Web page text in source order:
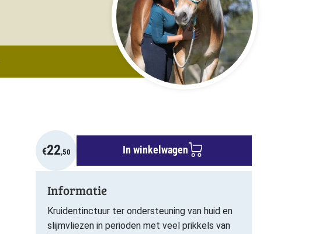
€22,50 In winkelwagen
Informatie
Kruidentinctuur ter ondersteuning van huid en
slijmvliezen in perioden met veel prikkels van